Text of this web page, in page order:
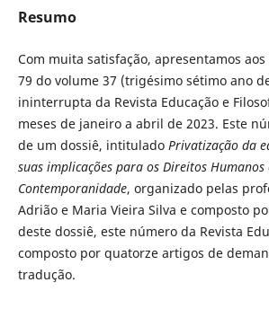
Resumo
Com muita satisfação, apresentamos
79 do volume 37 (trigésimo sétimo ano
ininterrupta da Revista Educação e
meses de janeiro a abril de 2023. Este
de um dossiê, intitulado Privatização da
suas implicações para os Direitos Humanos
Contemporanidade, organizado pelas
Adrião e Maria Vieira Silva e composto
deste dossiê, este número da Revista
composto por quatorze artigos de
tradução.